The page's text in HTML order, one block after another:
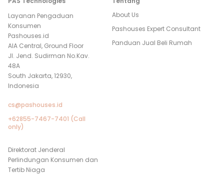
Layanan Pengaduan
Konsumen
Pashouses.id
AIA Central, Ground Floor
Jl. Jend. Sudirman No.Kav.
48A
South Jakarta, 12930,
Indonesia
cs@pashouses.id
+62855-7467-7401 (Call
only)
Direktorat Jenderal
Perlindungan Konsumen dan
Tertib Niaga
About Us
Pashouses Expert Consultant
Panduan Jual Beli Rumah